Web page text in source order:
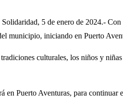
5 de enero de 2024.-
municipio, iniciando en Puerto
culturales, los niños y
en Puerto Aventuras, para